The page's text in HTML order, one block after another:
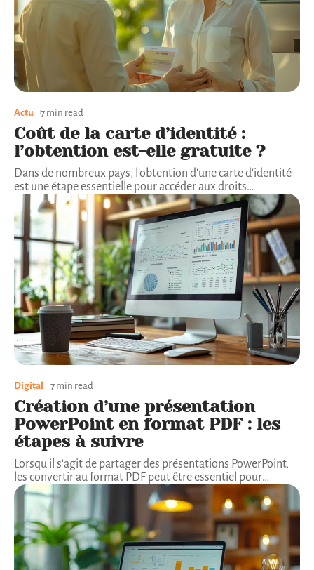
Actu 7 min read
Coût de la carte d’identité :
l’obtention est-elle gratuite ?
Dans de nombreux pays, l'obtention d'une carte d'identité
est une étape essentielle pour accéder aux droits…
Digital 7 min read
Création d’une présentation
PowerPoint en format PDF : les
étapes à suivre
Lorsqu'il s'agit de partager des présentations PowerPoint,
les convertir au format PDF peut être essentiel pour…